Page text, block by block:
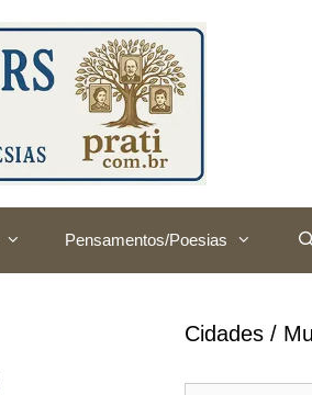
Pensamentos/Poesias
Cidades /